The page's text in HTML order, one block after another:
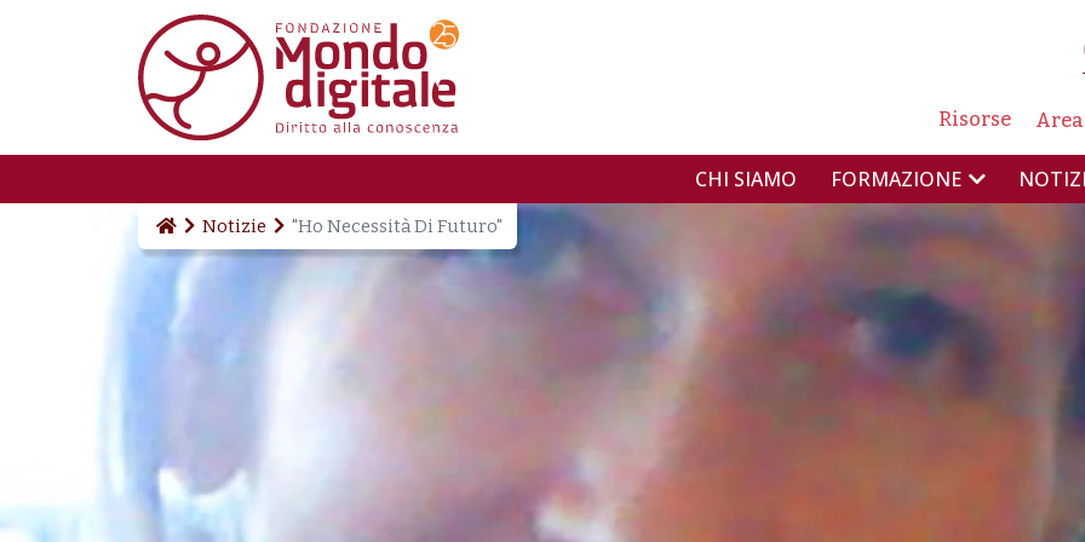
Salta al contenuto principale
Risorse
NAVIGAZIONE
CHI SIAMO FORMAZIONE
Notizie "Ho Necessità Di Futuro"